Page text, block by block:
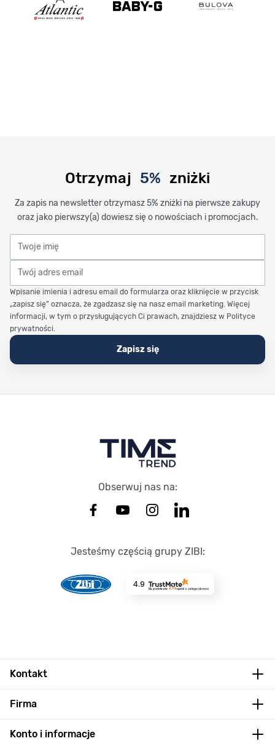
Otrzymaj 5% zniżki
Za zapis na newsletter otrzymasz 5% zniżki na pierwsze zakupy
oraz jako pierwszy(a) dowiesz się o nowościach i promocjach.
Twoje imię
Twój adres email
Wpisanie imienia i adresu email do formularza oraz kliknięcie w przycisk
„zapisz się” oznacza, że zgadzasz się na nasz email marketing. Więcej
informacji, w tym o przysługujących Ci prawach, znajdziesz w Polityce
prywatności.
Zapisz się
Obserwuj nas na:
Jesteśmy częścią grupy ZIBI:
4.9
Na podstawie 8714opinii z całego okresu
Kontakt
Firma
Konto i informacje